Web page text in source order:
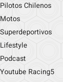
Pilotos Chilenos
Motos
Superdeportivos
Lifestyle
Podcast
Youtube Racing5